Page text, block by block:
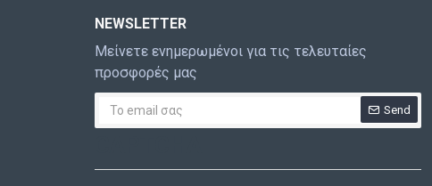
NEWSLETTER
Μείνετε ενημερωμένοι για τις τελευταίες
προσφορές μας
Send